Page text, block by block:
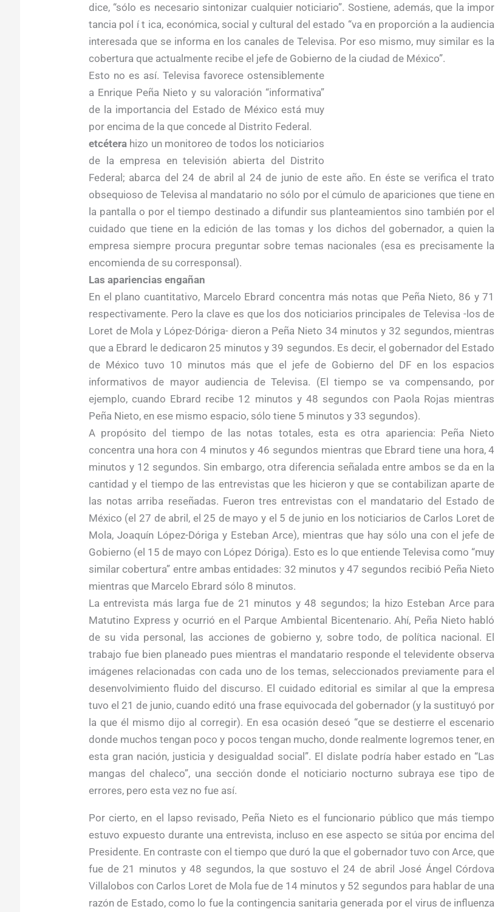
dice, “sólo es necesario sintonizar cualquier noticiario”. Sostiene, además, que la impor
tancia pol í t ica, económica, social y cultural del estado “va en proporción a la audiencia
interesada que se informa en los canales de Televisa. Por eso mismo, muy similar es la
cobertura que actualmente recibe el jefe de Gobierno de la ciudad de México”.
Esto no es así. Televisa favorece ostensiblemente
a Enrique Peña Nieto y su valoración “informativa”
de la importancia del Estado de México está muy
por encima de la que concede al Distrito Federal.
etcétera hizo un monitoreo de todos los noticiarios
de la empresa en televisión abierta del Distrito
Federal; abarca del 24 de abril al 24 de junio de este año. En éste se verifica el trato
obsequioso de Televisa al mandatario no sólo por el cúmulo de apariciones que tiene en
la pantalla o por el tiempo destinado a difundir sus planteamientos sino también por el
cuidado que tiene en la edición de las tomas y los dichos del gobernador, a quien la
empresa siempre procura preguntar sobre temas nacionales (esa es precisamente la
encomienda de su corresponsal).
Las apariencias engañan
En el plano cuantitativo, Marcelo Ebrard concentra más notas que Peña Nieto, 86 y 71
respectivamente. Pero la clave es que los dos noticiarios principales de Televisa -los de
Loret de Mola y López-Dóriga- dieron a Peña Nieto 34 minutos y 32 segundos, mientras
que a Ebrard le dedicaron 25 minutos y 39 segundos. Es decir, el gobernador del Estado
de México tuvo 10 minutos más que el jefe de Gobierno del DF en los espacios
informativos de mayor audiencia de Televisa. (El tiempo se va compensando, por
ejemplo, cuando Ebrard recibe 12 minutos y 48 segundos con Paola Rojas mientras
Peña Nieto, en ese mismo espacio, sólo tiene 5 minutos y 33 segundos).
A propósito del tiempo de las notas totales, esta es otra apariencia: Peña Nieto
concentra una hora con 4 minutos y 46 segundos mientras que Ebrard tiene una hora, 4
minutos y 12 segundos. Sin embargo, otra diferencia señalada entre ambos se da en la
cantidad y el tiempo de las entrevistas que les hicieron y que se contabilizan aparte de
las notas arriba reseñadas. Fueron tres entrevistas con el mandatario del Estado de
México (el 27 de abril, el 25 de mayo y el 5 de junio en los noticiarios de Carlos Loret de
Mola, Joaquín López-Dóriga y Esteban Arce), mientras que hay sólo una con el jefe de
Gobierno (el 15 de mayo con López Dóriga). Esto es lo que entiende Televisa como “muy
similar cobertura” entre ambas entidades: 32 minutos y 47 segundos recibió Peña Nieto
mientras que Marcelo Ebrard sólo 8 minutos.
La entrevista más larga fue de 21 minutos y 48 segundos; la hizo Esteban Arce para
Matutino Express y ocurrió en el Parque Ambiental Bicentenario. Ahí, Peña Nieto habló
de su vida personal, las acciones de gobierno y, sobre todo, de política nacional. El
trabajo fue bien planeado pues mientras el mandatario responde el televidente observa
imágenes relacionadas con cada uno de los temas, seleccionados previamente para el
desenvolvimiento fluido del discurso. El cuidado editorial es similar al que la empresa
tuvo el 21 de junio, cuando editó una frase equivocada del gobernador (y la sustituyó por
la que él mismo dijo al corregir). En esa ocasión deseó “que se destierre el escenario
donde muchos tengan poco y pocos tengan mucho, donde realmente logremos tener, en
esta gran nación, justicia y desigualdad social”. El dislate podría haber estado en “Las
mangas del chaleco”, una sección donde el noticiario nocturno subraya ese tipo de
errores, pero esta vez no fue así.
Por cierto, en el lapso revisado, Peña Nieto es el funcionario público que más tiempo
estuvo expuesto durante una entrevista, incluso en ese aspecto se sitúa por encima del
Presidente. En contraste con el tiempo que duró la que el gobernador tuvo con Arce, que
fue de 21 minutos y 48 segundos, la que sostuvo el 24 de abril José Ángel Córdova
Villalobos con Carlos Loret de Mola fue de 14 minutos y 52 segundos para hablar de una
razón de Estado, como lo fue la contingencia sanitaria generada por el virus de influenza